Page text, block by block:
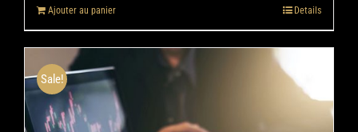
Ajouter au panier Details
Sale!